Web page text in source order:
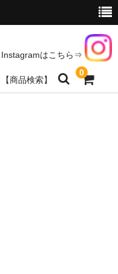
Instagramはこちら⇒
【商品検索】
0